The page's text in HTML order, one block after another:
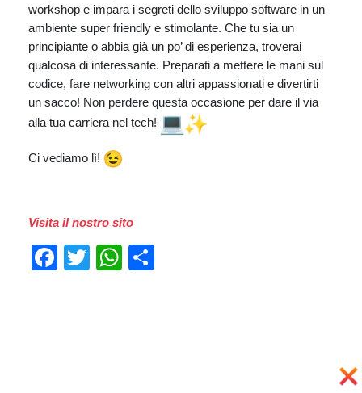
workshop e impara i segreti dello sviluppo software in un
ambiente super friendly e stimolante. Che tu sia un
principiante o abbia già un po’ di esperienza, troverai
qualcosa di interessante. Preparati a mettere le mani sul
codice, fare networking con altri appassionati e divertirti
un sacco! Non perdere questa occasione per dare il via
alla tua carriera nel tech!
Ci vediamo lì!
Visita il nostro sito
Facebook
TwitterWhatsApp